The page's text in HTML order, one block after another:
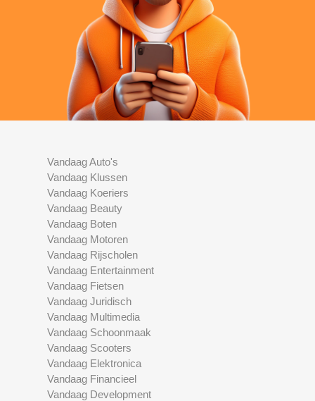
Vandaag Auto's
Vandaag Klussen
Vandaag Koeriers
Vandaag Beauty
Vandaag Boten
Vandaag Motoren
Vandaag Rijscholen
Vandaag Entertainment
Vandaag Fietsen
Vandaag Juridisch
Vandaag Multimedia
Vandaag Schoonmaak
Vandaag Scooters
Vandaag Elektronica
Vandaag Financieel
Vandaag Development